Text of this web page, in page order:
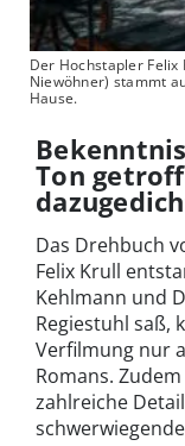
Der Hochstapler Felix
Niewöhner) stammt
Hause.
Ton
Das Drehbuch
Felix Krull
Kehlmann und
Regiestuhl saß,
Verfilmung nur
Romans.
zahlreiche